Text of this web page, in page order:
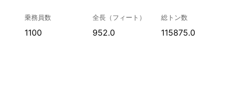
乗務員数
1100
全長（フィート）
952.0
総トン数
115875.0